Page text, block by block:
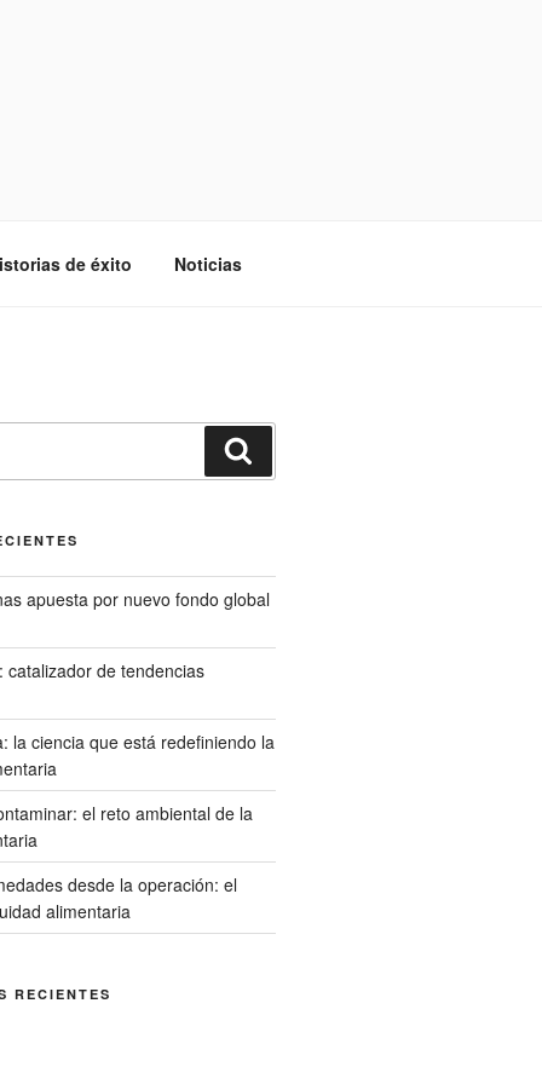
de éxito Noticias
apuesta por nuevo fondo global
catalizador de tendencias
la ciencia que está redefiniendo la
el reto ambiental de la
desde la operación: el
alimentaria
RECIENTES